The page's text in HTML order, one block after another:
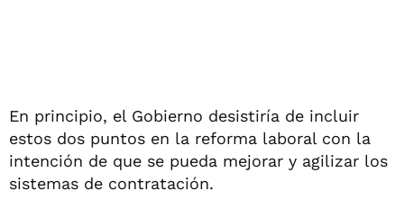
En principio, el Gobierno desistiría de incluir
estos dos puntos en la reforma laboral con la
intención de que se pueda mejorar y agilizar los
sistemas de contratación.